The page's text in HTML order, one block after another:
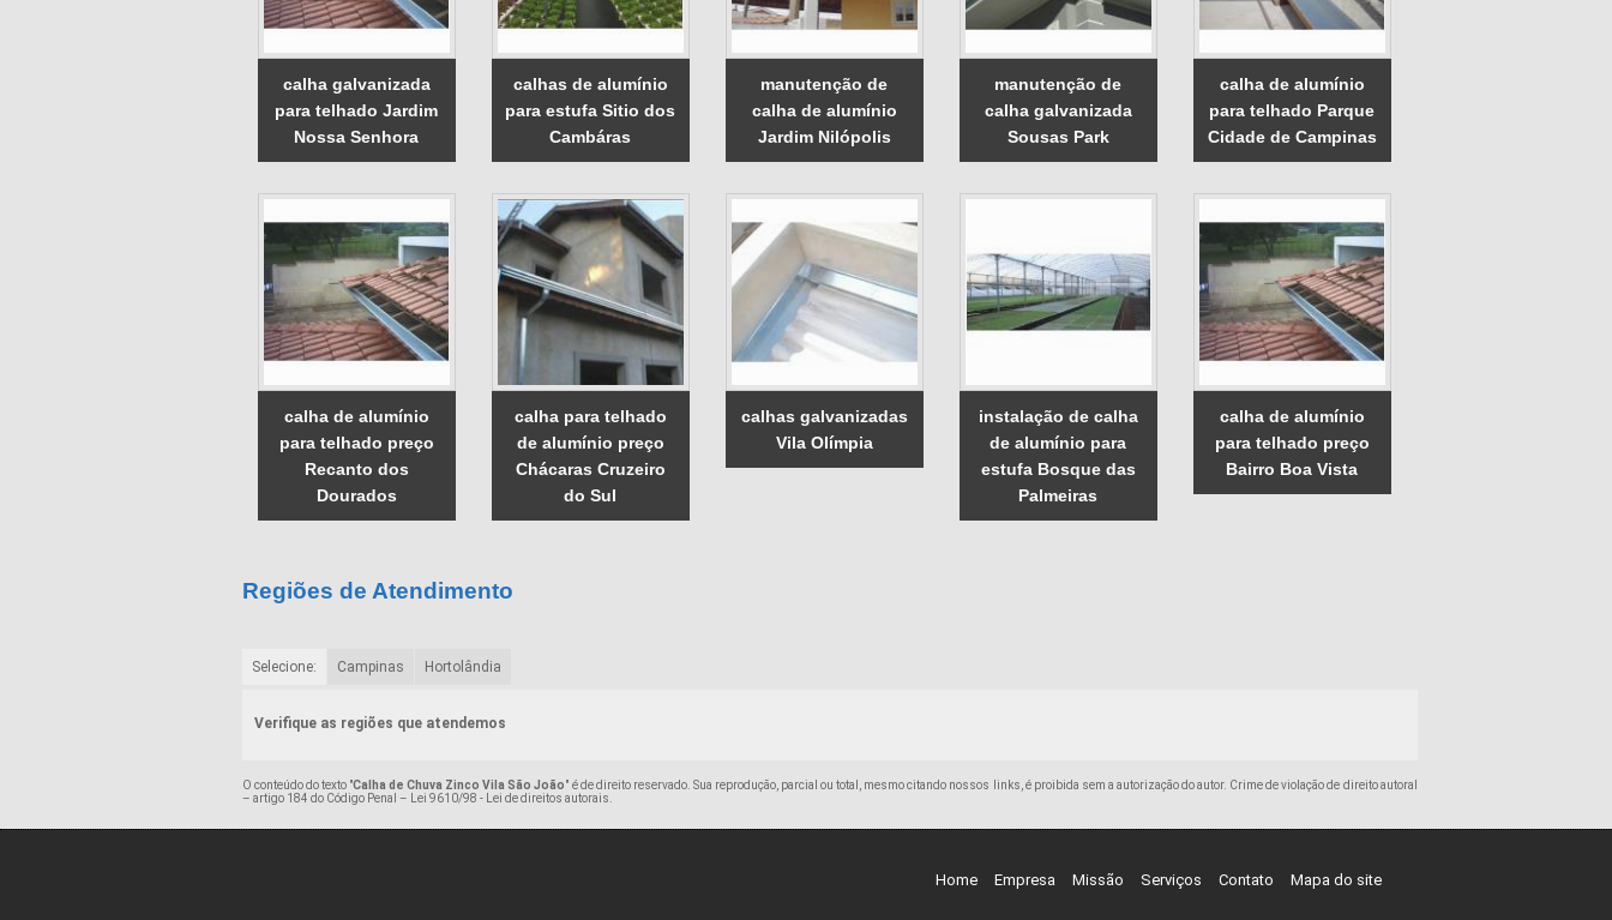
calha galvanizada
para telhado Jardim
Nossa Senhora
calhas de alumínio
para estufa Sitio dos
Cambáras
manutenção de
calha de alumínio
Jardim Nilópolis
manutenção de
calha galvanizada
Sousas Park
calha de alumínio
para telhado Parque
Cidade de Campinas
calha de alumínio
para telhado preço
Recanto dos
Dourados
calha para telhado
de alumínio preço
Chácaras Cruzeiro
do Sul
calhas galvanizadas
Vila Olímpia
instalação de calha
de alumínio para
estufa Bosque das
Palmeiras
calha de alumínio
para telhado preço
Bairro Boa Vista
Regiões de Atendimento
Selecione: Campinas Hortolândia
Verifique as regiões que atendemos
O conteúdo do texto "Calha de Chuva Zinco Vila São João" é de direito reservado. Sua reprodução, parcial ou total, mesmo citando nossos links, é proibida sem a autorização do autor. Crime de violação de direito autoral
– artigo 184 do Código Penal – Lei 9610/98 - Lei de direitos autorais.
Home Empresa Missão Serviços Contato Mapa do site